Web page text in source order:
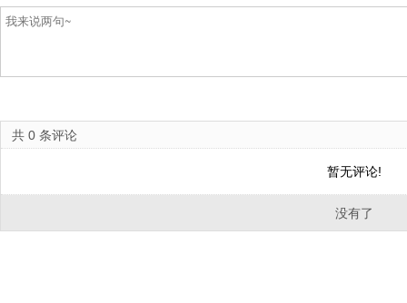
共 0 条评论
暂无评论!
没有了